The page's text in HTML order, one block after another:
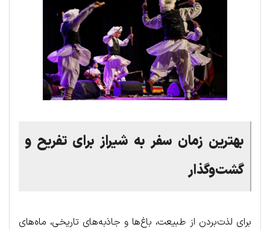
بهترین زمان سفر به شیراز برای تفریح و
گشتوگذار
برای لذت‌بردن از طبیعت، باغ‌ها و جاذبه‌های تاریخی، ماه‌های